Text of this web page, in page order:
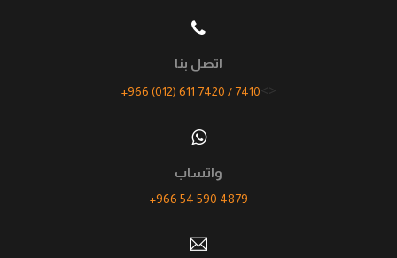
اتصل بنا
+966 (012) 611 7420 / 7410
واتساب
+966 54 590 4879